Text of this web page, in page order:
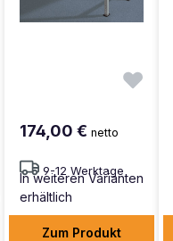
174,00 €netto
9-12 Werktage
In weiteren Varianten
erhältlich
Zum Produkt